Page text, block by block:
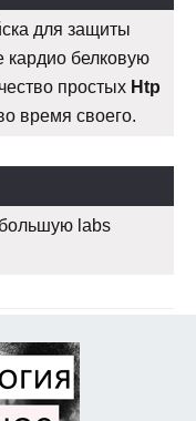
для защиты
кардио белковую
простых Htp
время своего.
labs